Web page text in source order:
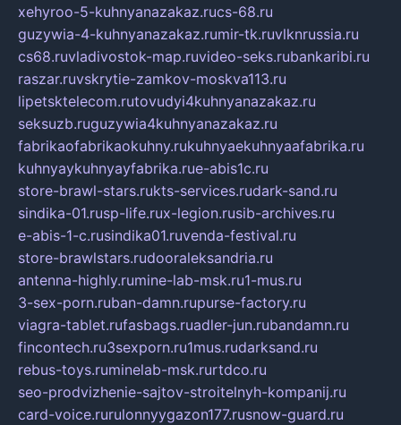
xehyroo-5-kuhnyanazakaz.rucs-68.ru
guzywia-4-kuhnyanazakaz.rumir-tk.ruvlknrussia.ru
cs68.ruvladivostok-map.ruvideo-seks.rubankaribi.ru
raszar.ruvskrytie-zamkov-moskva113.ru
lipetsktelecom.rutovudyi4kuhnyanazakaz.ru
seksuzb.ruguzywia4kuhnyanazakaz.ru
fabrikaofabrikaokuhny.rukuhnyaekuhnyaafabrika.ru
kuhnyaykuhnyayfabrika.rue-abis1c.ru
store-brawl-stars.rukts-services.rudark-sand.ru
sindika-01.rusp-life.rux-legion.rusib-archives.ru
e-abis-1-c.rusindika01.ruvenda-festival.ru
store-brawlstars.rudooraleksandria.ru
antenna-highly.rumine-lab-msk.ru1-mus.ru
3-sex-porn.ruban-damn.rupurse-factory.ru
viagra-tablet.rufasbags.ruadler-jun.rubandamn.ru
fincontech.ru3sexporn.ru1mus.rudarksand.ru
rebus-toys.ruminelab-msk.rurtdco.ru
seo-prodvizhenie-sajtov-stroitelnyh-kompanij.ru
card-voice.rurulonnyygazon177.rusnow-guard.ru